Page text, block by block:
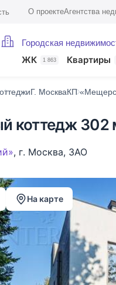
О проектеАгентства
Городская
ЖК 1 863 Квартиры
Г. МоскваКП
коттедж 302
, г. Москва, ЗАО
На карте
ОписаниеО